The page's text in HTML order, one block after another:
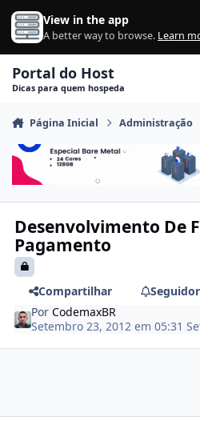
Ir para conteúdo
View in the app
A better way to browse. Learn
Portal do Host
Dicas para quem hospeda
Página Inicial Administração
Desenvolvimento De
Pagamento
Compartilhar
PorCodemaxBR
Setembro 23, 2012 em 05:31